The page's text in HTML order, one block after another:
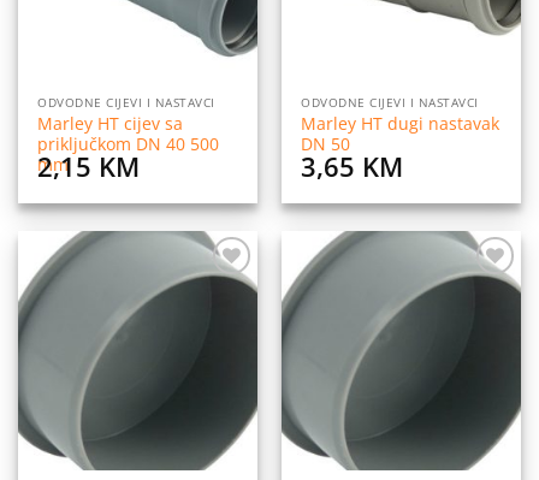
ODVODNE CIJEVI I NASTAVCI
Marley HT cijev sa
priključkom DN 40 500
mm
2,15 KM
ODVODNE CIJEVI I NASTAVCI
Marley HT dugi nastavak
DN 50
3,65 KM
Dodaj
Dodaj